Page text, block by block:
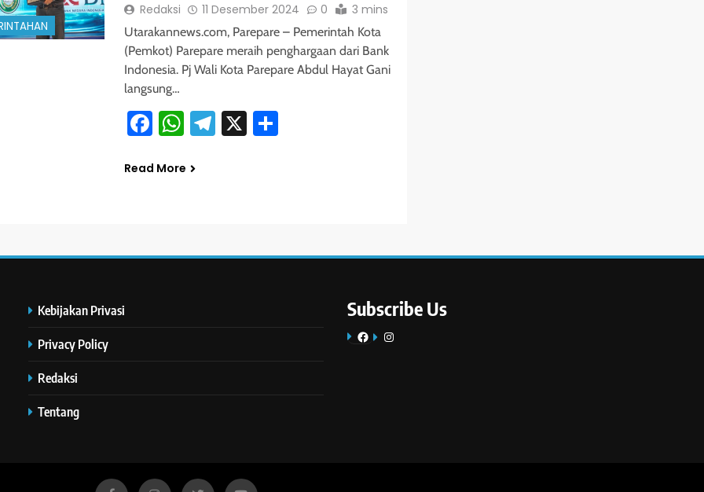
Redaksi 11 Desember 2024 0 3 mins
Utarakannews.com, Parepare – Pemerintah Kota
(Pemkot) Parepare meraih penghargaan dari Bank
Indonesia. Pj Wali Kota Parepare Abdul Hayat Gani
langsung…
Facebook
WhatsApp
Telegram
X Share
Read More
Kebijakan Privasi
Privacy Policy
Redaksi
Tentang
Subscribe Us
FacebookInstagram